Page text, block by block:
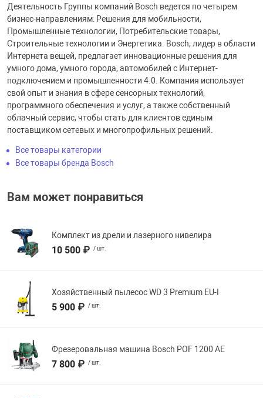
Деятельность Группы компаний Bosch ведется по четырем
бизнес-направлениям: Решения для мобильности,
Промышленные технологии, Потребительские товары,
Строительные технологии и Энергетика. Bosch, лидер в области
Интернета вещей, предлагает инновационные решения для
умного дома, умного города, автомобилей с Интернет-
подключением и промышленности 4.0. Компания использует
свой опыт и знания в сфере сенсорных технологий,
программного обеспечения и услуг, а также собственный
облачный сервис, чтобы стать для клиентов единым
поставщиком сетевых и многопрофильных решений.
Все товары категории
Все товары бренда Bosch
Вам может понравиться
Комплект из дрели и лазерного нивелира
10 500 ₽ / шт.
Хозяйственный пылесос WD 3 Premium EU-I
5 900 ₽ / шт.
Фрезеровальная машина Bosch POF 1200 AE
7 800 ₽ / шт.